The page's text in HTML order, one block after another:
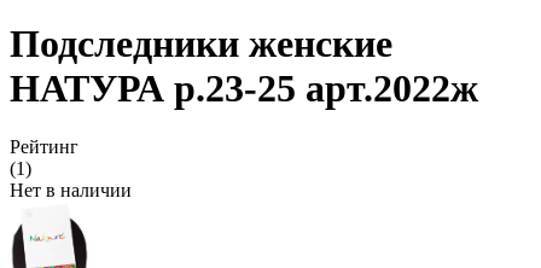
Подследники женские
НАТУРА р.23-25 арт.2022ж
Рейтинг
(1)
Нет в наличии